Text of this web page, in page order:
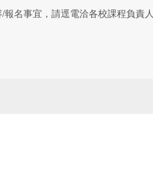
報名事宜，請逕電洽各校課程負責人